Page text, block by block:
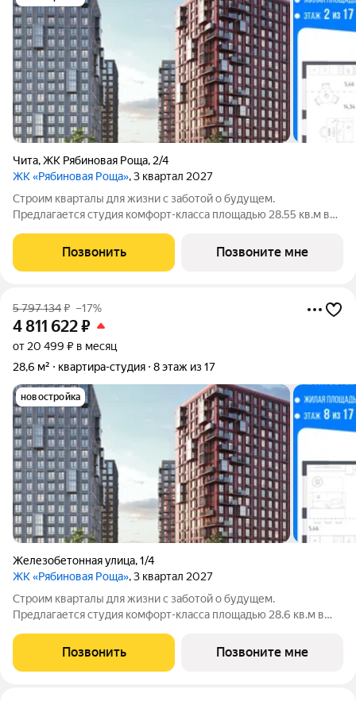
Чита,ЖК Рябиновая Роща, 2/4
ЖК «Рябиновая Роща», 3 квартал 2027
Строим кварталы для жизни с заботой о будущем.
Предлагается студия комфорт-класса площадью 28.55 кв.м в
комплексе "Рябиновая Роща".Квартиры без отделки.
Доступность опции "отделка" и
Позвонить Позвоните мне
5 797 134₽ –17%
4 811 622₽
от 20 499 ₽ в месяц
28,6 м²
квартира-студия 8 этаж из 17
новостройка
Железобетонная улица,1/4
ЖК «Рябиновая Роща», 3 квартал 2027
Строим кварталы для жизни с заботой о будущем.
Предлагается студия комфорт-класса площадью 28.6 кв.м в
комплексе "Рябиновая Роща".Квартиры без отделки.
Доступность опции "отделка" и
Позвонить Позвоните мне